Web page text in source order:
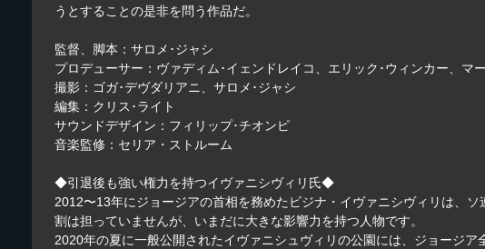
うとすることの是非を問う作品だ。
監督、脚本：サロメ･ジャシ
プロデューサー：ヴァディム･イェンドレイコ、エリック･ウィンカー、マ
撮影：ゴガ･デヴダリアニ、サロメ･ジャシ
編集：クリス･ライト
サウンドデザイン：フィリップ･チオンピ
音楽監修：セリア・ストルーム
◆引退後も強い権力を持つイヴァニシヴィリ氏◆
2012〜13年にジョージアの首相を務めたビジナ・イヴァニシヴィリは、
割は担っていませんが、いまだに大きな影響力を持つ人物です。
2020年の夏に一般公開されたイヴァニシュヴィリの公園には、ジョージ